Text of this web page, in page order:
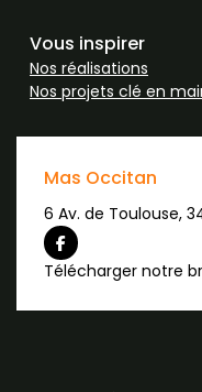
Vous inspirer
Nos réalisations
Nos projets clé en
Mas Occitan
6 Av. de Toulouse,
Télécharger notre
Continuer sans accepter
les Cookies !
On a attendu d'être sûrs
ce site vous intéresse avant